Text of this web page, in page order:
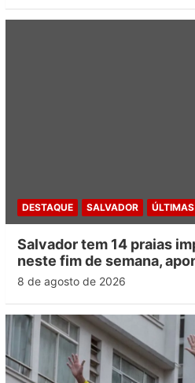
DESTAQUE SALVADOR
Salvador tem 14 praias
neste fim de semana,
8 de agosto de 2026